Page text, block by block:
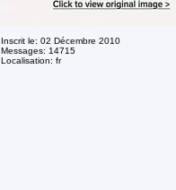
Inscrit le: 02 Décembre 2010
Messages: 14715
Localisation: fr